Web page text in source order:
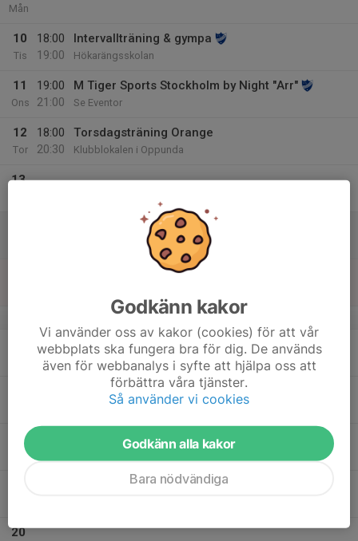
Mån
10
Tis
18:00
19:00
Intervallträning & gympa
Hökarängsskolan
11
Ons
19:00
21:00
M Tiger Sports Stockholm by Night "Arr"
Se Eventor
12
Tor
18:00
20:30
Torsdagsträning Orange
Klubblokalen i Oppunda
13
Vinterserien på Enskede IP
v.8
18:30
20:00
Årsmöte
Oppunda
Intervallträning & gympa
Hökarängsskolan
18
Ons
Torsdagsträning Orange
20
Godkänn kakor
Vi använder oss av kakor (cookies) för att vår
webbplats ska fungera bra för dig. De används
även för webbanalys i syfte att hjälpa oss att
förbättra våra tjänster.
Så använder vi cookies
Godkänn alla kakor
Bara nödvändiga